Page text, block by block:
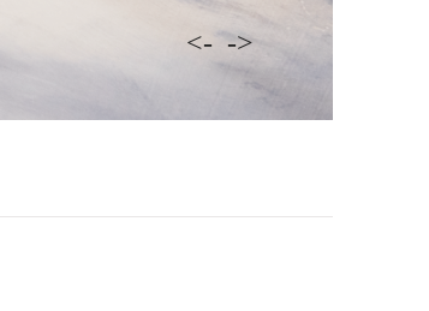
<- ->